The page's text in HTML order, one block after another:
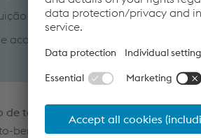
de detectores convencionais de
com CENELEC / EN 50125-3 /
tendência.
Durante o
benefício em termos de